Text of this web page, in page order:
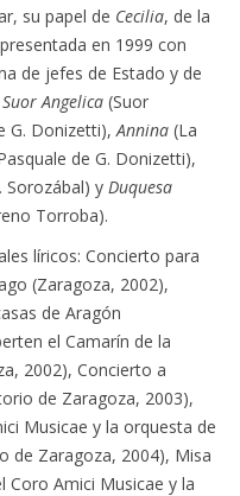
su papel de Cecilia, de la
en 1999 con
de jefes de Estado y de
Suor Angelica(Suor
G. Donizetti), Annina(La
de G. Donizetti),
Sorozábal) y Duquesa
Torroba).
líricos: Concierto para
(Zaragoza, 2002),
de Aragón
el Camarín de la
2002), Concierto a
de Zaragoza, 2003),
Musicae y la orquesta de
de Zaragoza, 2004), Misa
Coro Amici Musicae y la